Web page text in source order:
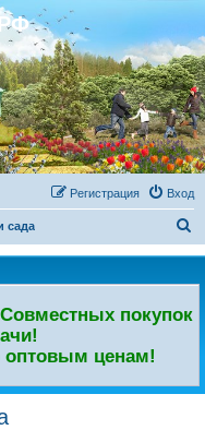
Вход
Регистрация
сада
покупок
оптовым ценам!